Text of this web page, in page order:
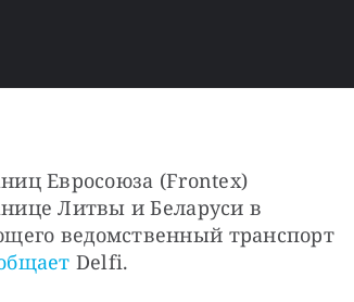
Евросоюза (Frontex)
Литвы и Беларуси в
ведомственный транспорт
Delfi.